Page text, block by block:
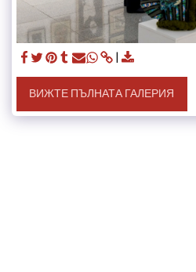
ВИЖТЕ ПЪЛНАТА ГАЛЕРИЯ